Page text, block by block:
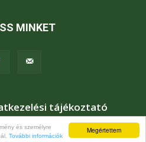
Megértettem
és személyre
További információk
MINKET
tájékoztató
Karrier Kapcsolat